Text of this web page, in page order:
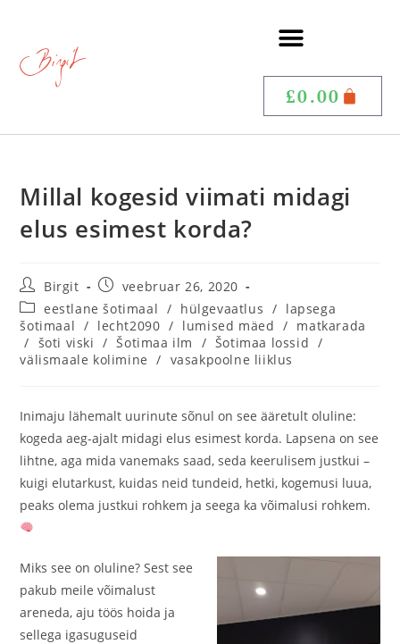
£0.00
Millal kogesid viimati midagi
elus esimest korda?
Birgit
veebruar 26, 2020
eestlane šotimaal / hülgevaatlus / lapsega
šotimaal / lecht2090 / lumised mäed / matkarada
/ šoti viski / Šotimaa ilm / Šotimaa lossid /
välismaale kolimine
/ vasakpoolne liiklus
Inimaju lähemalt uurinute sõnul on see ääretult oluline:
kogeda aeg-ajalt midagi elus esimest korda. Lapsena on see
lihtne, aga mida vanemaks saad, seda keerulisem justkui –
kuigi elutarkust, kuidas neid tundeid, hetki, kogemusi luua,
peaks olema justkui rohkem ja seega ka võimalusi rohkem.
Miks see on oluline? Sest see
pakub meile võimalust
areneda, aju töös hoida ja
sellega igasuguseid